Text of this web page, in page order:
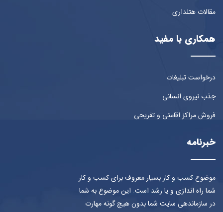
مقالات هتلداری
همکاری با مفید
درخواست تبلیغات
جذب نیروی انسانی
فروش مراکز اقامتی و تفریحی
خبرنامه
موضوع کسب و کار بسیار معروف برای کسب و کار
شما راه اندازی و یا رشد است. این موضوع به شما
در سازماندهی سایت شما بدون هیچ گونه مهارت